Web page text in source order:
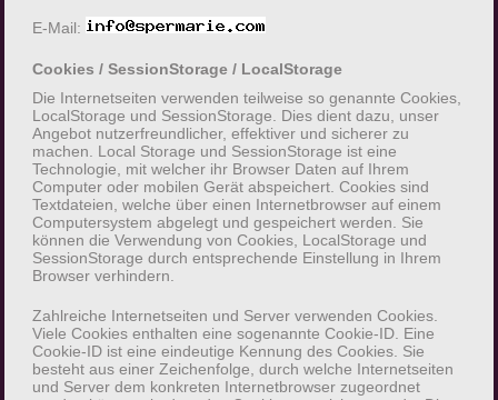
persönliche Aspekte, die sich auf eine
natürliche Person beziehen, zu bewerten,
insbesondere, um Aspekte bezüglich
Arbeitsleistung, wirtschaftlicher Lage,
Gesundheit, persönlicher Vorlieben, Interessen,
Zuverlässigkeit, Verhalten, Aufenthaltsort oder
Ortswechsel dieser natürlichen Person zu
analysieren oder vorherzusagen.
f) Pseudonymisierung
Pseudonymisierung ist die Verarbeitung
personenbezogener Daten in einer Weise, auf
welche die personenbezogenen Daten ohne
E-Mail:
Cookies / SessionStorage / LocalStorage
Die Internetseiten verwenden teilweise so genannte Cookies,
LocalStorage und SessionStorage. Dies dient dazu, unser
Angebot nutzerfreundlicher, effektiver und sicherer zu
machen. Local Storage und SessionStorage ist eine
Technologie, mit welcher ihr Browser Daten auf Ihrem
Computer oder mobilen Gerät abspeichert. Cookies sind
Textdateien, welche über einen Internetbrowser auf einem
Computersystem abgelegt und gespeichert werden. Sie
können die Verwendung von Cookies, LocalStorage und
SessionStorage durch entsprechende Einstellung in Ihrem
Browser verhindern.
Zahlreiche Internetseiten und Server verwenden Cookies.
Viele Cookies enthalten eine sogenannte Cookie-ID. Eine
Cookie-ID ist eine eindeutige Kennung des Cookies. Sie
besteht aus einer Zeichenfolge, durch welche Internetseiten
und Server dem konkreten Internetbrowser zugeordnet